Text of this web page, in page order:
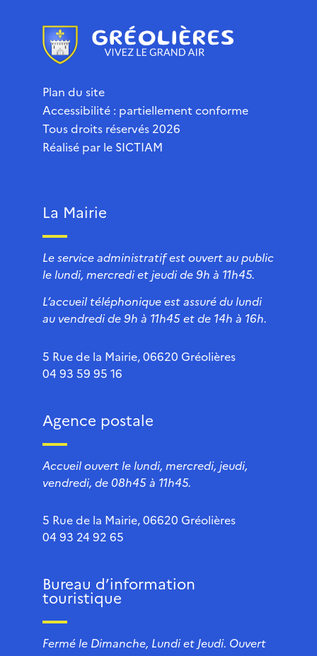
Plan du site
Accessibilité : partiellement conforme
Tous droits réservés 2026
Réalisé par le SICTIAM
La Mairie
Le service administratif est ouvert au public
le lundi, mercredi et jeudi de 9h à 11h45.
L’accueil téléphonique est assuré du lundi
au vendredi de 9h à 11h45 et de 14h à 16h.
5 Rue de la Mairie, 06620 Gréolières
04 93 59 95 16
Agence postale
Accueil ouvert le lundi, mercredi, jeudi,
vendredi, de 08h45 à 11h45.
5 Rue de la Mairie, 06620 Gréolières
04 93 24 92 65
Bureau d’information
touristique
Fermé le Dimanche, Lundi et Jeudi. Ouvert